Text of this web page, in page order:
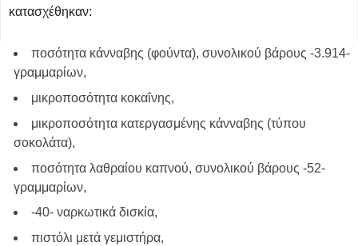
κατασχέθηκαν:
ποσότητα κάνναβης (φούντα), συνολικού βάρους -3.914-
γραμμαρίων,
μικροποσότητα κοκαΐνης,
μικροποσότητα κατεργασμένης κάνναβης (τύπου
σοκολάτα),
ποσότητα λαθραίου καπνού, συνολικού βάρους -52-
γραμμαρίων,
-40- ναρκωτικά δισκία,
πιστόλι μετά γεμιστήρα,